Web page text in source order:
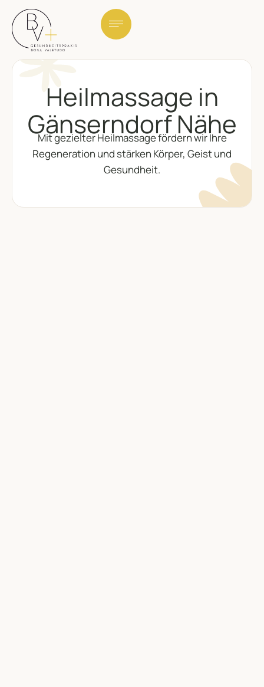
Heilmassage in
Gänserndorf Nähe
Mit gezielter Heilmassage fördern wir Ihre
Regeneration und stärken Körper, Geist und
Gesundheit.